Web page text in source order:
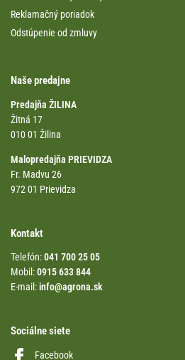
Reklamačný poriadok
Odstúpenie od zmluvy
Naše predajne
Predajňa ŽILINA
Žitná 17
010 01 Žilina
Malopredajňa PRIEVIDZA
Fr. Madvu 26
972 01 Prievidza
Kontakt
Telefón:041 700 25 05
Mobil:0915 633 844
E-mail:info@agrona.sk
Sociálne siete
Facebook